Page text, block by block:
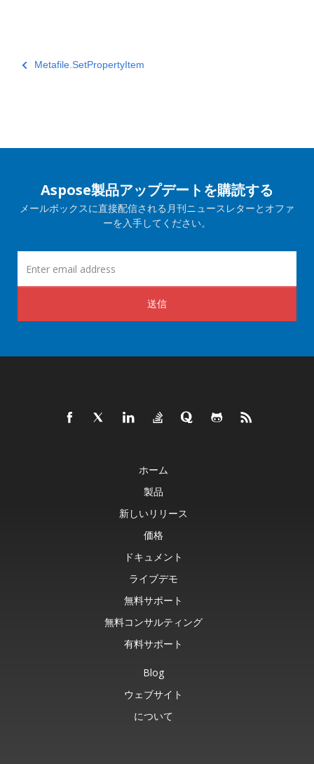
Metafile.SetPropertyItem
Aspose製品アップデートを購読する
メールボックスに直接配信される月刊ニュースレターとオファ
ーを入手してください。
送信
ホーム
製品
新しいリリース
価格
ドキュメント
ライブデモ
無料サポート
無料コンサルティング
有料サポート
Blog
ウェブサイト
について